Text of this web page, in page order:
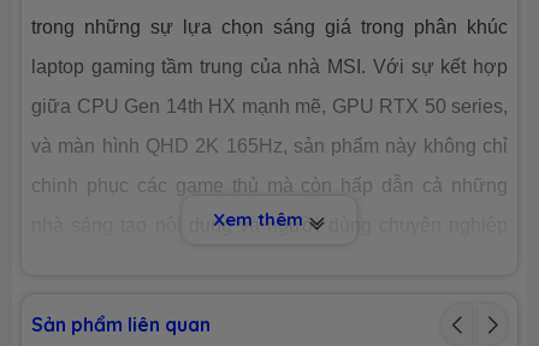
CHIP XỬ LÝ ĐỒ HOẠ (VGA)
hợp
Nvidia Geforce RTX 5050 8GB GDDR6
MÀN HÌNH HIỂN THỊ (LCD)
trong những sự lựa chọn sáng giá trong phân khúc
laptop gaming tầm trung của nhà MSI. Với sự kết hợp
giữa CPU Gen 14th HX mạnh mẽ, GPU RTX 50 series,
và màn hình QHD 2K 165Hz, sản phẩm này không chỉ
chinh phục các game thủ mà còn hấp dẫn cả những
nhà sáng tạo nội dung và người dùng chuyên nghiệp
Xem thêm
Sản phẩm liên quan